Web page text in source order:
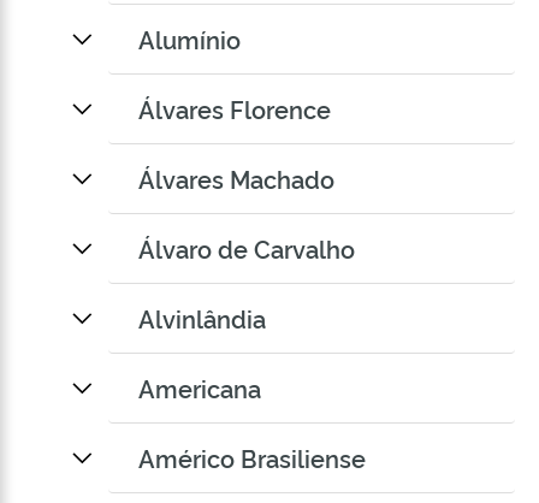
Alumínio
Álvares Florence
Álvares Machado
Álvaro de Carvalho
Alvinlândia
Americana
Américo Brasiliense